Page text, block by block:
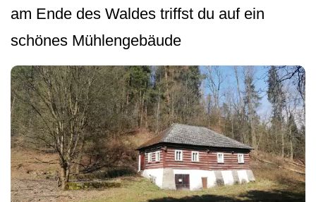
am Ende des Waldes triffst du auf ein
schönes Mühlengebäude